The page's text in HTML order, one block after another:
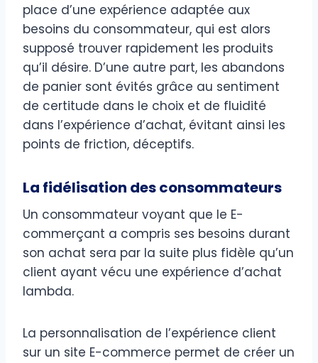
place d’une expérience adaptée aux
besoins du consommateur, qui est alors
supposé trouver rapidement les produits
qu’il désire. D’une autre part, les abandons
de panier sont évités grâce au sentiment
de certitude dans le choix et de fluidité
dans l’expérience d’achat, évitant ainsi les
points de friction, déceptifs.
La fidélisation des consommateurs
Un consommateur voyant que le E-
commerçant a compris ses besoins durant
son achat sera par la suite plus fidèle qu’un
client ayant vécu une expérience d’achat
lambda.
La personnalisation de l’expérience client
sur un site E-commerce permet de créer un